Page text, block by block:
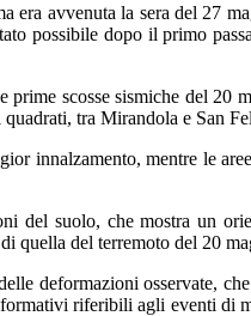
era avvenuta la sera del 27
possibile dopo il primo
scosse sismiche del 20
quadrati, tra Mirandola e San
innalzamento, mentre le
del suolo, che mostra un
quella del terremoto del 20
deformazioni osservate,
riferibili agli eventi di